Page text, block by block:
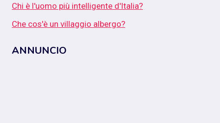
Chi è l'uomo più intelligente d'Italia?
Che cos'è un villaggio albergo?
ANNUNCIO